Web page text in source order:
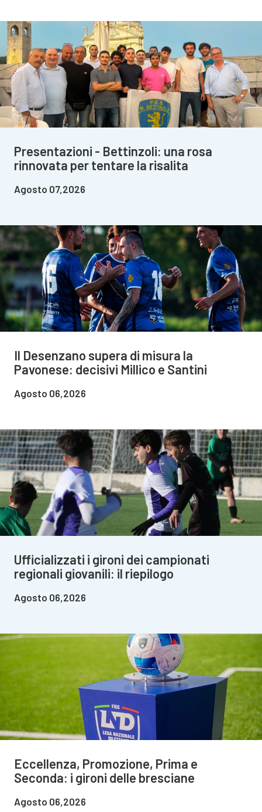
Presentazioni - Bettinzoli: una rosa
rinnovata per tentare la risalita
Agosto 07,2026
Il Desenzano supera di misura la
Pavonese: decisivi Millico e Santini
Agosto 06,2026
Ufficializzati i gironi dei campionati
regionali giovanili: il riepilogo
Agosto 06,2026
Eccellenza, Promozione, Prima e
Seconda: i gironi delle bresciane
Agosto 06,2026